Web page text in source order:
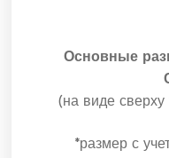
Основные
(на виде сверху
*размер с